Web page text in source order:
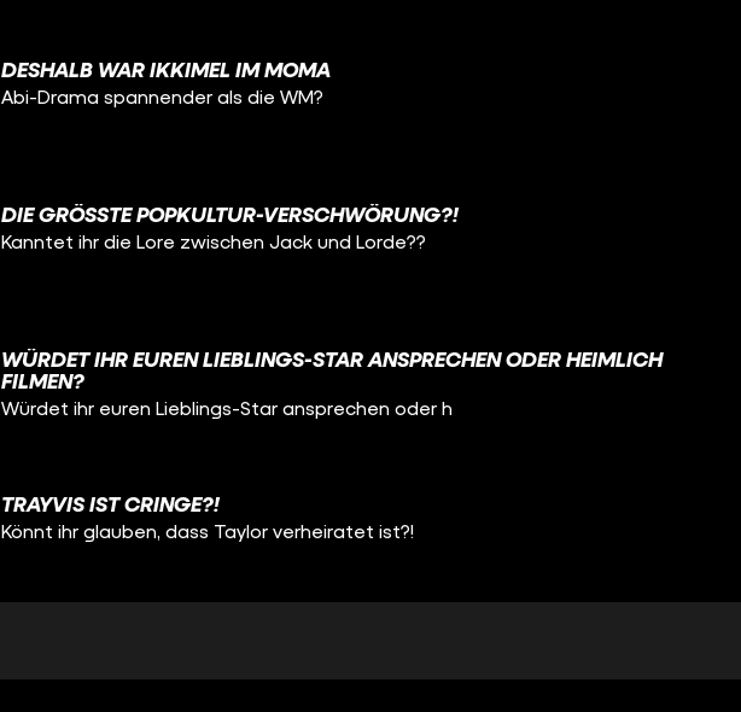
DESHALB WAR IKKIMEL IM MOMA
Abi-Drama spannender als die WM?
DIE GRÖSSTE POPKULTUR-VERSCHWÖRUNG?!
Kanntet ihr die Lore zwischen Jack und Lorde??
WÜRDET IHR EUREN LIEBLINGS-STAR ANSPRECHEN ODER HEIMLICH
FILMEN?
Würdet ihr euren Lieblings-Star ansprechen oder h
TRAYVIS IST CRINGE?!
Könnt ihr glauben, dass Taylor verheiratet ist?!
Wie findet ihr den Ikkimel Song über ihre Bestie?